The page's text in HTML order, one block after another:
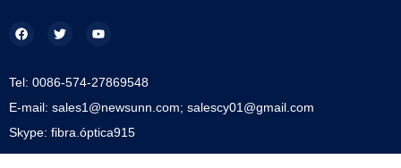
Tel: 0086-574-27869548
E-mail: sales1@newsunn.com; salescy01@gmail.com
Skype: fibra.óptica915